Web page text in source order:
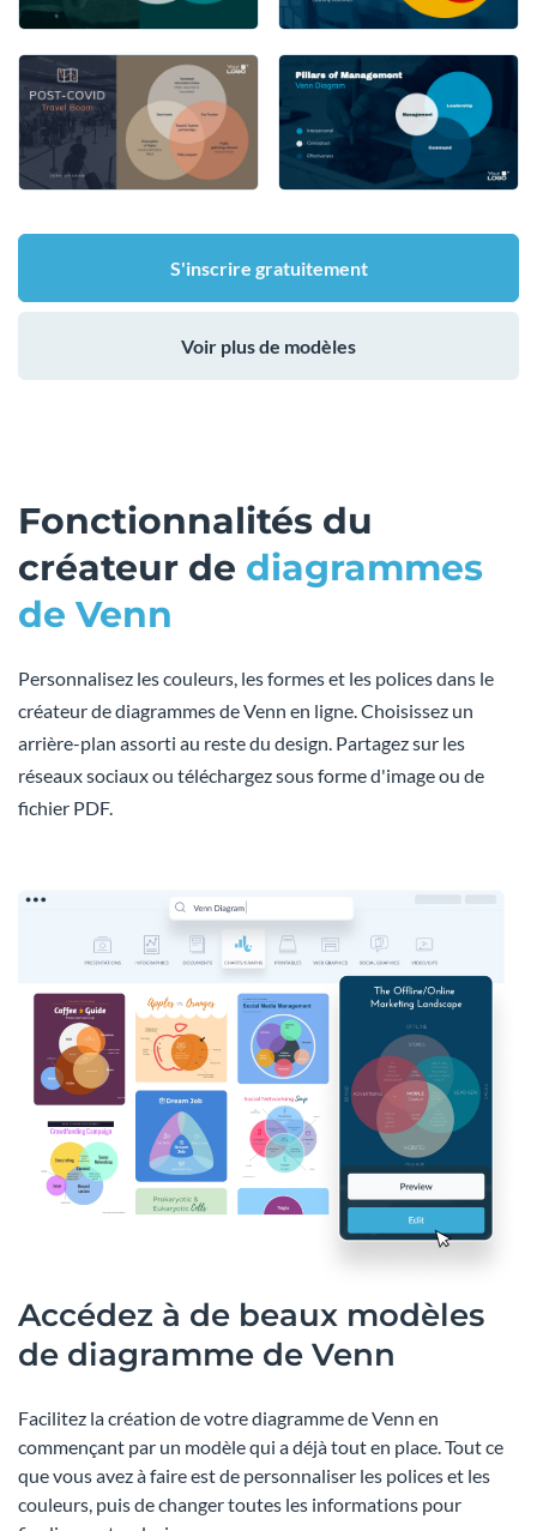
S'inscrire gratuitement
Voir plus de modèles
Fonctionnalités du
créateur de diagrammes
de Venn
Personnalisez les couleurs, les formes et les polices dans le
créateur de diagrammes de Venn en ligne. Choisissez un
arrière-plan assorti au reste du design. Partagez sur les
réseaux sociaux ou téléchargez sous forme d'image ou de
fichier PDF.
Accédez à de beaux modèles
de diagramme de Venn
Facilitez la création de votre diagramme de Venn en
commençant par un modèle qui a déjà tout en place. Tout ce
que vous avez à faire est de personnaliser les polices et les
couleurs, puis de changer toutes les informations pour